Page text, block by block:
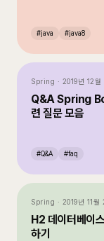
#java #java8
Spring · 2019년 12월
Q&A Spring
련 질문 모음
#Q&A #faq
Spring · 2019년 11월
H2 데이터베이
하기